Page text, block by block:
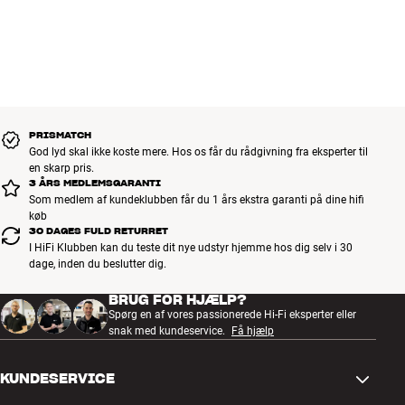
PRISMATCH
God lyd skal ikke koste mere. Hos os får du rådgivning fra eksperter til
en skarp pris.
3 ÅRS MEDLEMSGARANTI
Som medlem af kundeklubben får du 1 års ekstra garanti på dine hifi
køb
30 DAGES FULD RETURRET
I HiFi Klubben kan du teste dit nye udstyr hjemme hos dig selv i 30
dage, inden du beslutter dig.
BRUG FOR HJÆLP?
Spørg en af vores passionerede Hi-Fi eksperter eller
snak med kundeservice.
Få hjælp
KUNDESERVICE